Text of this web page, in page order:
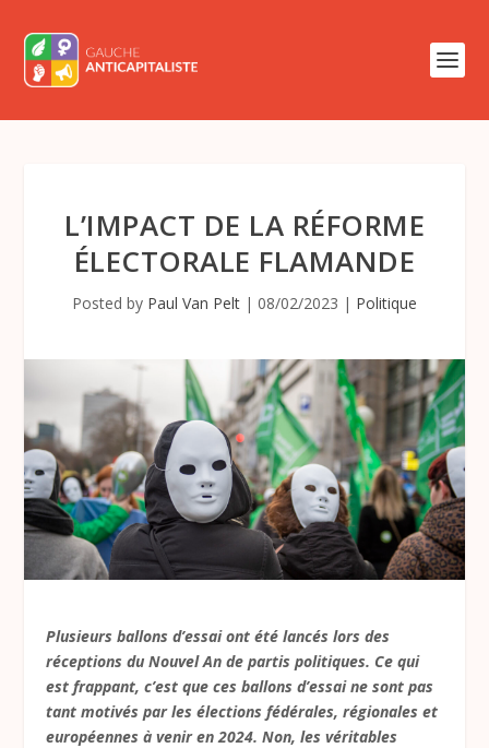
L’IMPACT DE LA RÉFORME
ÉLECTORALE FLAMANDE
Posted by Paul Van Pelt | 08/02/2023 | Politique
Plusieurs ballons d’essai ont été lancés lors des
réceptions du Nouvel An de partis politiques. Ce qui
est frappant, c’est que ces ballons d’essai ne sont pas
tant motivés par les élections fédérales, régionales et
européennes à venir en 2024. Non, les véritables